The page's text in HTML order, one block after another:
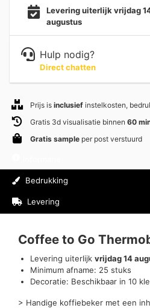
Levering uiterlijk vrijdag
augustus
Hulp nodig?
Direct chatten
Prijs is inclusief instelkosten,
Gratis 3d visualisatie binnen 60
Gratis sample per post verstuurd
Bedrukking
Levering
Coffee to Go
Levering uiterlijk vrijdag 14
Minimum afname: 25 stuks
Decoratie: Beschikbaar in 10
> Handige koffiebeker met een